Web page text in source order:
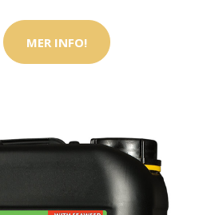
MER INFO!